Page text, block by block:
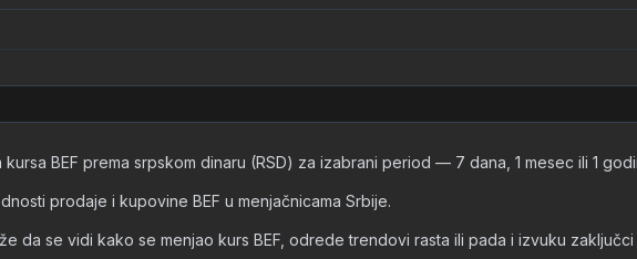
BEF prema srpskom dinaru (RSD) za izabrani period — 7 dana, 1 mesec ili 1
prodaje i kupovine BEF u menjačnicama Srbije.
da se vidi kako se menjao kurs BEF, odrede trendovi rasta ili pada i izvuku zaključci